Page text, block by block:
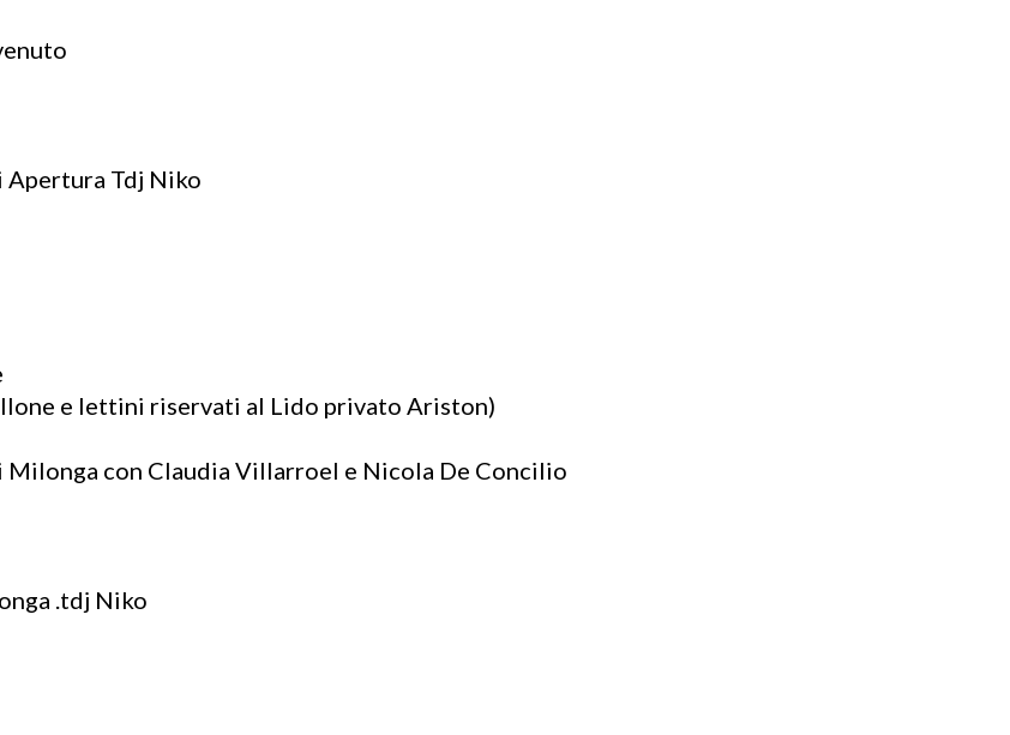
Apertura Tdj Niko
e lettini riservati al Lido privato Ariston)
Milonga con Claudia Villarroel e Nicola De Concilio
.tdj Niko